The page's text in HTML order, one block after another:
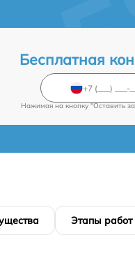
Бесплатная
Нажимая на кнопку "Оставить
Этапы работ